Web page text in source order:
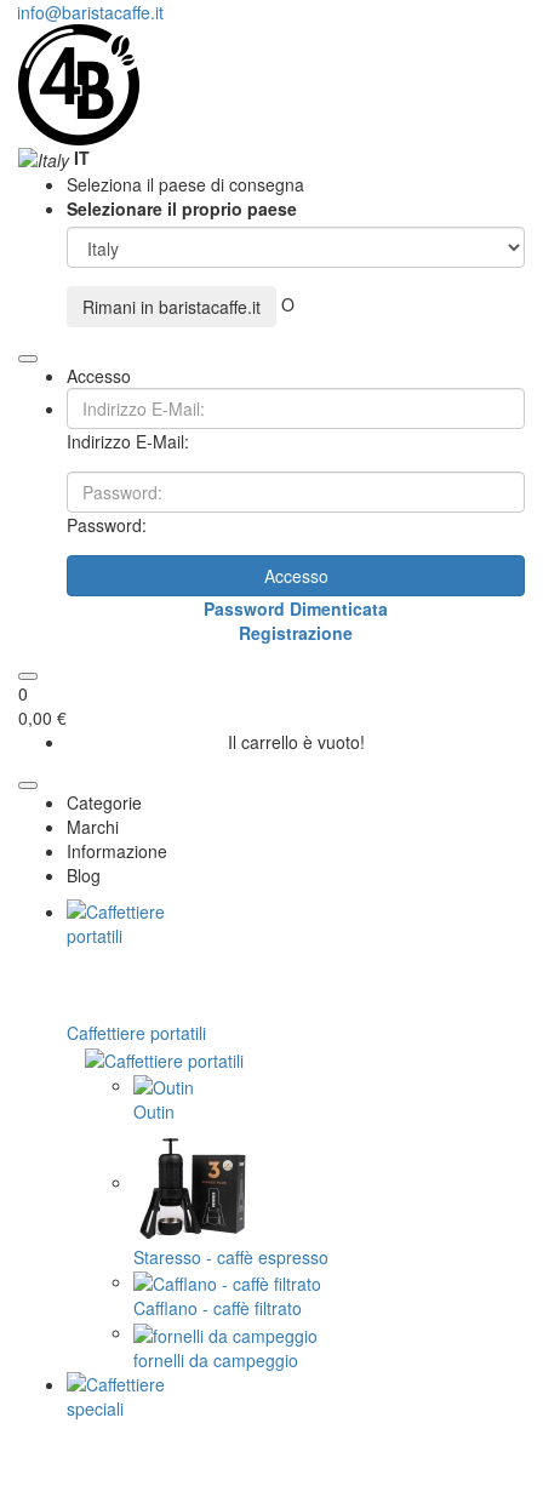
info@baristacaffe.it
IT
Seleziona il paese di consegna
Selezionare il proprio paese
Rimani in baristacaffe.it O
Accesso
Indirizzo E-Mail:
Password:
Accesso
Password Dimenticata
Registrazione
0
0,00 €
Il carrello è vuoto!
Categorie
Marchi
Informazione
Blog
Caffettiere portatili
Outin
Staresso - caffè espresso
Cafflano - caffè filtrato
fornelli da campeggio